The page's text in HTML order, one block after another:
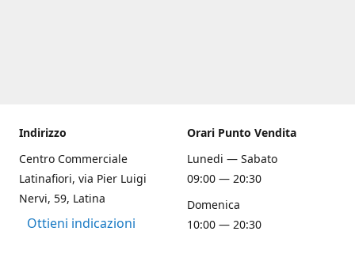
Indirizzo
Centro Commerciale
Latinafiori, via Pier Luigi
Nervi, 59, Latina
Ottieni indicazioni
Orari Punto Vendita
Lunedi — Sabato
09:00 — 20:30
Domenica
10:00 — 20:30